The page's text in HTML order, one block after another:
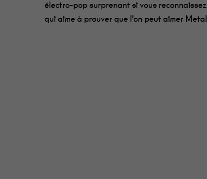
électro-pop surprenant si vous
qui aime à prouver que l’on peut aimer